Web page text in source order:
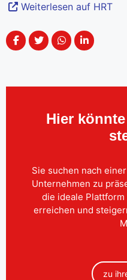
Weiterlesen auf HRT
Hier
Sie suchen nach
Unternehmen zu
die ideale
erreichen und
zu